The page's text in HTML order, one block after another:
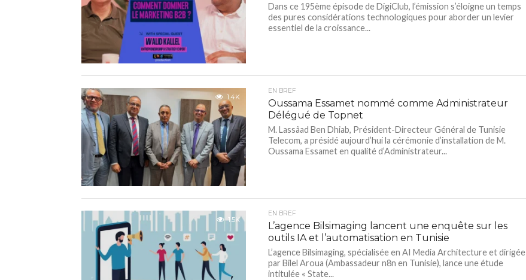
Dans ce 195ème épisode de DigiClub, l’émission s’éloigne un temps
des pures considérations technologiques pour aborder un levier
essentiel de la croissance...
1.4K
EN BREF
Oussama Essamet nommé comme Administrateur
Délégué de Topnet
M. Lassâad Ben Dhiab, Président-Directeur Général de Tunisie
Telecom, a présidé aujourd’hui la cérémonie d’installation de M.
Oussama Essamet en qualité d’Administrateur...
1.5K
EN BREF
L’agence Bilsimaging lancent une enquête sur les
outils IA et l’automatisation en Tunisie
L’agence Bilsimaging, spécialisée en AI Media Architecture et dirigée
par Bilel Aroua (Ambassadeur n8n en Tunisie), lance une étude
intitulée « State...